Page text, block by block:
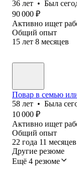
36 лет • Был
90 000 ₽
Активно ищет
Общий опыт
15 лет 8 месяцев
Повар в семью
58 лет • Была
10 000 ₽
Активно ищет
Общий опыт
22 года 11 месяцев
Другие резюме
Ещё 4 резюме